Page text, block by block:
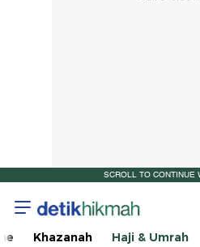
SCROLL TO CONTINUE
Khazanah Haji & Umrah